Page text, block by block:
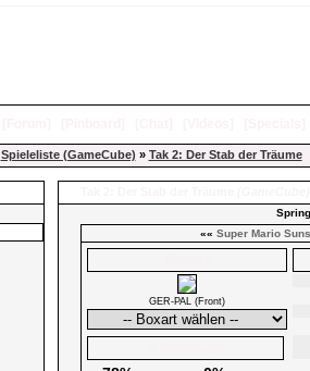
Spieleliste (GameCube) » Tak 2: Der Stab der Träume
«« Super Mario
GER-PAL (Front)